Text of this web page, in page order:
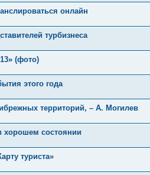
онлайн
турбизнеса
(фото)
этого года
территорий, – А. Могилев
хорошем состоянии
туриста»